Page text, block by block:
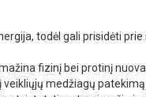
todėl gali prisidėti prie
fizinį bei protinį
medžiagų patekimą